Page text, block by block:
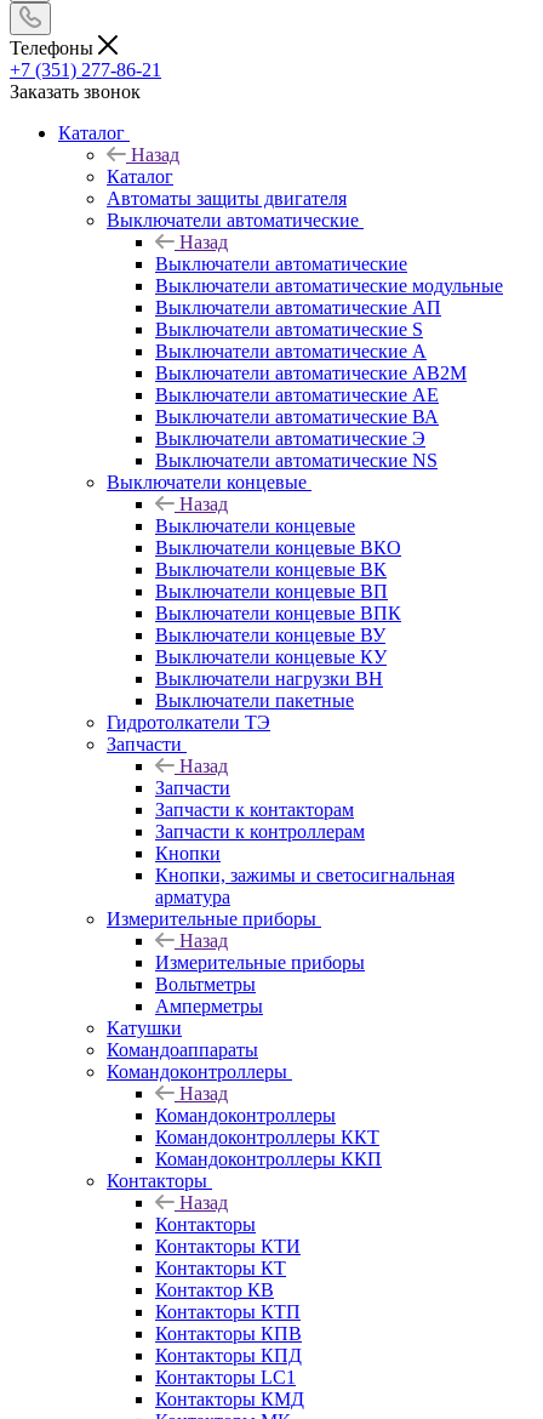
Телефоны
+7 (351) 277-86-21
Заказать звонок
Каталог
Назад
Каталог
Автоматы защиты двигателя
Выключатели автоматические
Назад
Выключатели автоматические
Выключатели автоматические модульные
Выключатели автоматические АП
Выключатели автоматические S
Выключатели автоматические А
Выключатели автоматические АВ2М
Выключатели автоматические АЕ
Выключатели автоматические ВА
Выключатели автоматические Э
Выключатели автоматические NS
Выключатели концевые
Назад
Выключатели концевые
Выключатели концевые ВКО
Выключатели концевые ВК
Выключатели концевые ВП
Выключатели концевые ВПК
Выключатели концевые ВУ
Выключатели концевые КУ
Выключатели нагрузки ВН
Выключатели пакетные
Гидротолкатели ТЭ
Запчасти
Назад
Запчасти
Запчасти к контакторам
Запчасти к контроллерам
Кнопки
Кнопки, зажимы и светосигнальная
арматура
Измерительные приборы
Назад
Измерительные приборы
Вольтметры
Амперметры
Катушки
Командоаппараты
Командоконтроллеры
Назад
Командоконтроллеры
Командоконтроллеры ККТ
Командоконтроллеры ККП
Контакторы
Назад
Контакторы
Контакторы КТИ
Контакторы КТ
Контактор КВ
Контакторы КТП
Контакторы КПВ
Контакторы КПД
Контакторы LC1
Контакторы КМД